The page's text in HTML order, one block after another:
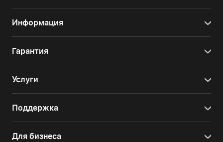
Информация
Гарантия
Услуги
Поддержка
Для бизнеса